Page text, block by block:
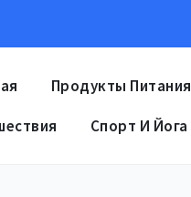
Продукты Питания
Спорт И Йога